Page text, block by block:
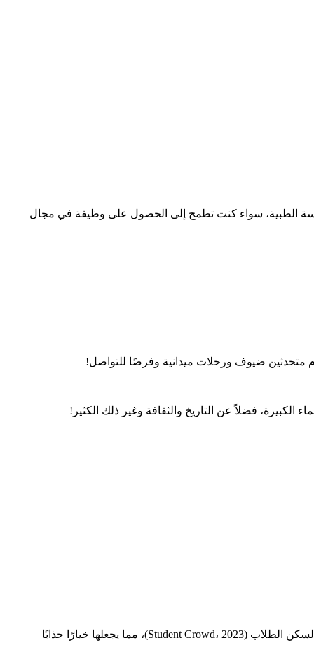
الطبية، سواء كنت تطمح إلى الحصول على وظيفة في مجال
متحدثين ضيوف ورحلات ميدانية وفرصًا للتواصل!
فضلاً عن التاريخ والثقافة وغير ذلك الكثير!
تشيستر هي مدينة صغيرة ولكنها نابضة بالحياة ولديها الكثير لتقدمه لجميع الميزانيات. تم تصنيفها ضمن أرخص 20 مدينة في المملكة المتحدة لسكن الطلاب (Student Crowd، 2023)، مما يجعلها خيارًا جذابًا